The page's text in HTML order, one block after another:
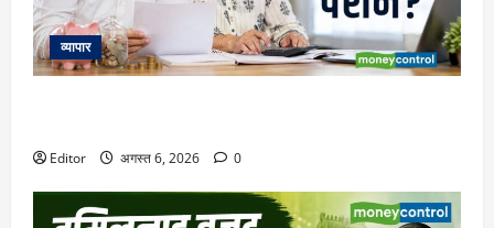
व्यापार
Editor अगस्त 6, 2026 0